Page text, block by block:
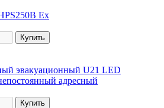
Ex
эвакуационный U21 LED
адресный